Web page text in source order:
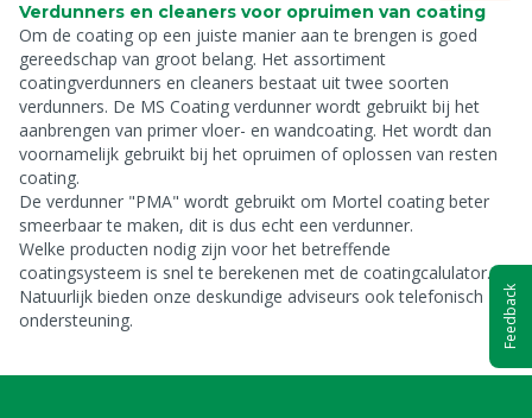
Verdunners en cleaners voor opruimen van coating
Om de coating op een juiste manier aan te brengen is goed
gereedschap van groot belang. Het assortiment
coatingverdunners en cleaners bestaat uit twee soorten
verdunners. De MS Coating verdunner wordt gebruikt bij het
aanbrengen van primer vloer- en wandcoating. Het wordt dan
voornamelijk gebruikt bij het opruimen of oplossen van resten
coating.
De verdunner "PMA" wordt gebruikt om Mortel coating beter
smeerbaar te maken, dit is dus echt een verdunner.
Welke producten nodig zijn voor het betreffende
coatingsysteem is snel te berekenen met de coatingcalulator.
Natuurlijk bieden onze deskundige adviseurs ook telefonisch
ondersteuning.
Feedback